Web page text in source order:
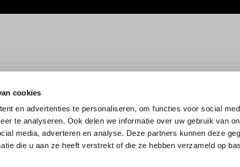
cookies
en advertenties te personaliseren, om functies voor social
te analyseren. Ook delen we informatie over uw gebruik van
media, adverteren en analyse. Deze partners kunnen deze
die u aan ze heeft verstrekt of die ze hebben verzameld op